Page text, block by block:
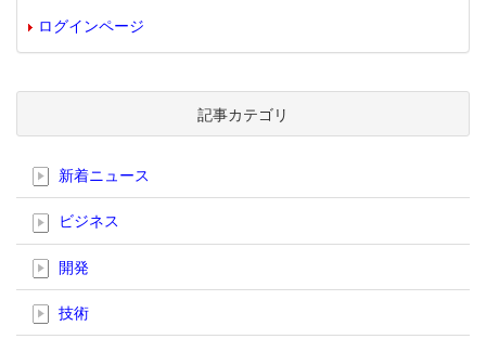
ログインページ
記事カテゴリ
新着ニュース
ビジネス
開発
技術